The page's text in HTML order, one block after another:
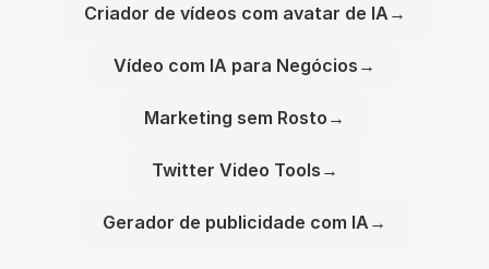
Criador de vídeos com avatar de IA →
Vídeo com IA para Negócios →
Marketing sem Rosto →
Twitter Video Tools →
Gerador de publicidade com IA →